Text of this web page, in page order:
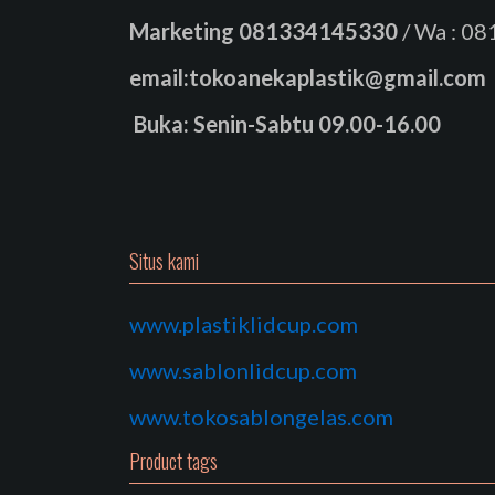
Marketing 081334145330 / Wa :
email:tokoanekaplastik@gmail.com
Buka: Senin-Sabtu 09.00-16.00
Situs kami
www.plastiklidcup.com
www.sablonlidcup.com
www.tokosablongelas.com
Product tags